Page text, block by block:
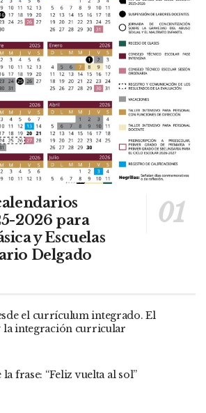
2026 para
y Escuelas
Delgado
el currículum integrado. El
la integración curricular
la frase: “Feliz vuelta al sol”